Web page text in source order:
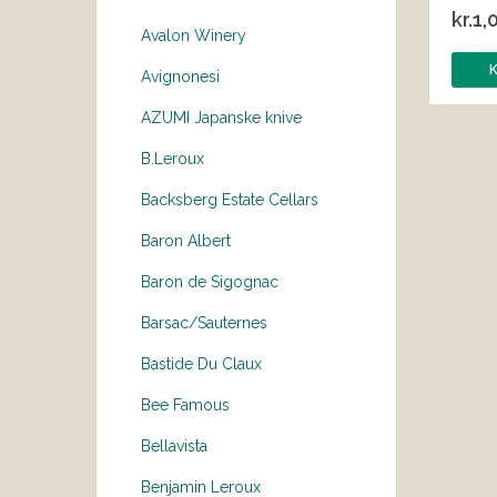
Avalon Winery
Avignonesi
AZUMI Japanske knive
B.Leroux
Backsberg Estate Cellars
Baron Albert
Baron de Sigognac
Barsac/Sauternes
Bastide Du Claux
Bee Famous
Bellavista
Benjamin Leroux
kr.